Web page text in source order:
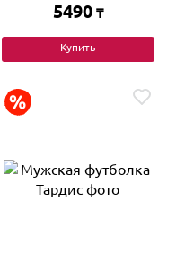
5490 ₸
Купить